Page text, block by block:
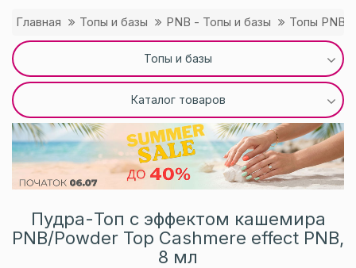
Главная Топы и базы PNB - Топы и базы Топы PNB
Топы и базы
Каталог товаров
Пудра-Топ с эффектом кашемира
PNB/Powder Top Cashmere effect PNB,
8 мл